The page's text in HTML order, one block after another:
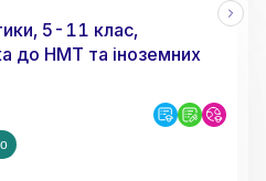
5-11 клас,
до НМТ та іноземних